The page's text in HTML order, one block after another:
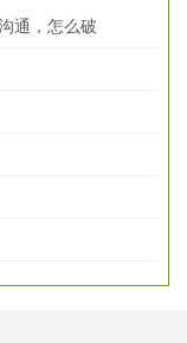
通，怎么破